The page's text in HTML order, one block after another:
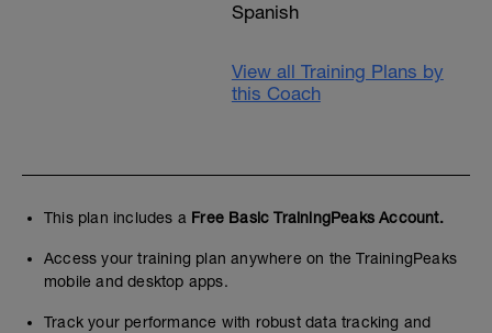
Spanish
View all Training Plans by
this Coach
This plan includes a Free Basic TrainingPeaks Account.
Access your training plan anywhere on the TrainingPeaks
mobile and desktop apps.
Track your performance with robust data tracking and